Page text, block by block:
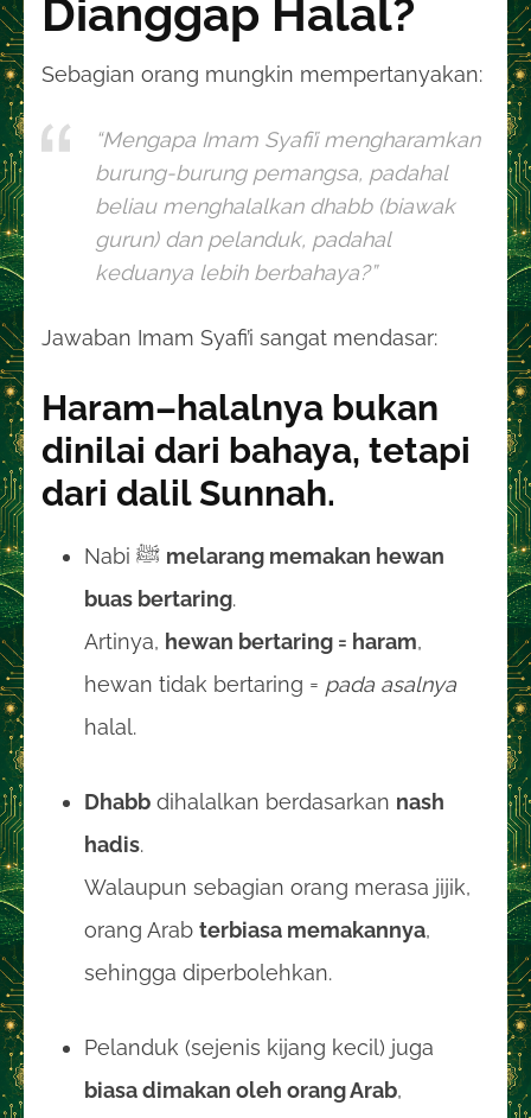
Dianggap Halal?
Sebagian orang mungkin mempertanyakan:
“Mengapa Imam Syafi’i mengharamkan
burung-burung pemangsa, padahal
beliau menghalalkan dhabb (biawak
gurun) dan pelanduk, padahal
keduanya lebih berbahaya?”
Jawaban Imam Syafi’i sangat mendasar:
Haram–halalnya bukan
dinilai dari bahaya, tetapi
dari dalil Sunnah.
melarang memakan hewan
buas bertaring.
Artinya, hewan bertaring = haram,
hewan tidak bertaring = pada asalnya
halal.
Dhabb dihalalkan berdasarkan nash
hadis.
Walaupun sebagian orang merasa jijik,
orang Arab terbiasa memakannya,
sehingga diperbolehkan.
Pelanduk (sejenis kijang kecil) juga
biasa dimakan oleh orang Arab,